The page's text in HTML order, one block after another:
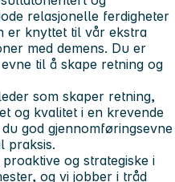
relasjonelle ferdigheter
er knyttet til vår ekstra
med demens. Du er
til å skape retning og
som skaper retning,
og kvalitet i en krevende
god gjennomføringsevne
praksis.
og strategiske i
og vi jobber i tråd